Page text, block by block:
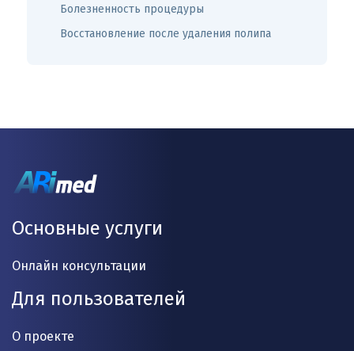
Болезненность процедуры
Восстановление после удаления полипа
Основные услуги
Онлайн консультации
Для пользователей
О проекте